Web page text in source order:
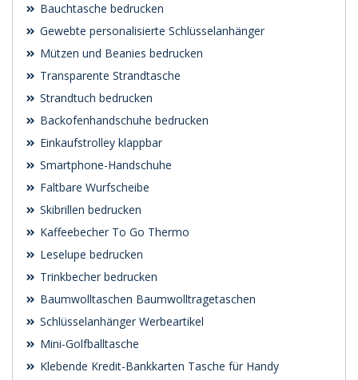
Bauchtasche bedrucken
Gewebte personalisierte Schlüsselanhänger
Mützen und Beanies bedrucken
Transparente Strandtasche
Strandtuch bedrucken
Backofenhandschuhe bedrucken
Einkaufstrolley klappbar
Smartphone-Handschuhe
Faltbare Wurfscheibe
Skibrillen bedrucken
Kaffeebecher To Go Thermo
Leselupe bedrucken
Trinkbecher bedrucken
Baumwolltaschen Baumwolltragetaschen
Schlüsselanhänger Werbeartikel
Mini-Golfballtasche
Klebende Kredit-Bankkarten Tasche für Handy